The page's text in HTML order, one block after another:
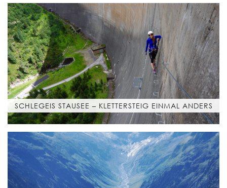
SCHLEGEIS STAUSEE – KLETTERSTEIG EINMAL ANDERS